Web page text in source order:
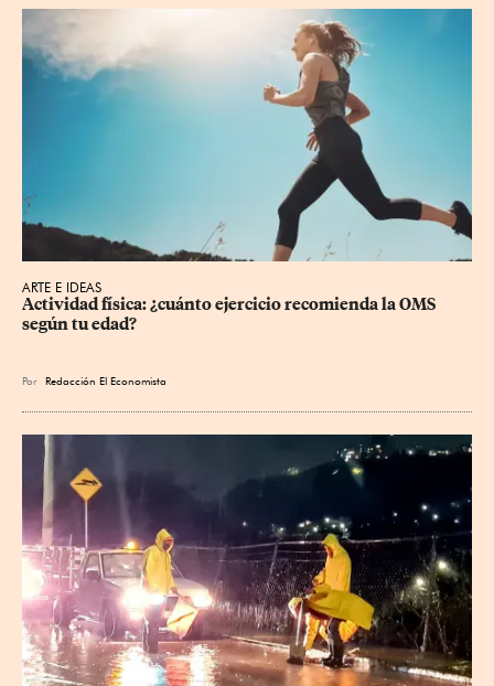
ARTE E IDEAS
Actividad física: ¿cuánto ejercicio recomienda la OMS
según tu edad?
Por Redacción El Economista